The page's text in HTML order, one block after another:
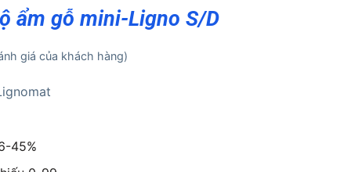
ẩm gỗ mini-Ligno S/D
giá của khách hàng)
45%